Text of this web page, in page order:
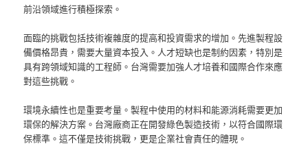
前沿領域進行積極探索。
面臨的挑戰包括技術複雜度的提高和投資需求的增加。先進製程設
備價格昂貴，需要大量資本投入。人才短缺也是制約因素，特別是
具有跨領域知識的工程師。台灣需要加強人才培養和國際合作來應
對這些挑戰。
環境永續性也是重要考量。製程中使用的材料和能源消耗需要更加
環保的解決方案。台灣廠商正在開發綠色製造技術，以符合國際環
保標準。這不僅是技術挑戰，更是企業社會責任的體現。